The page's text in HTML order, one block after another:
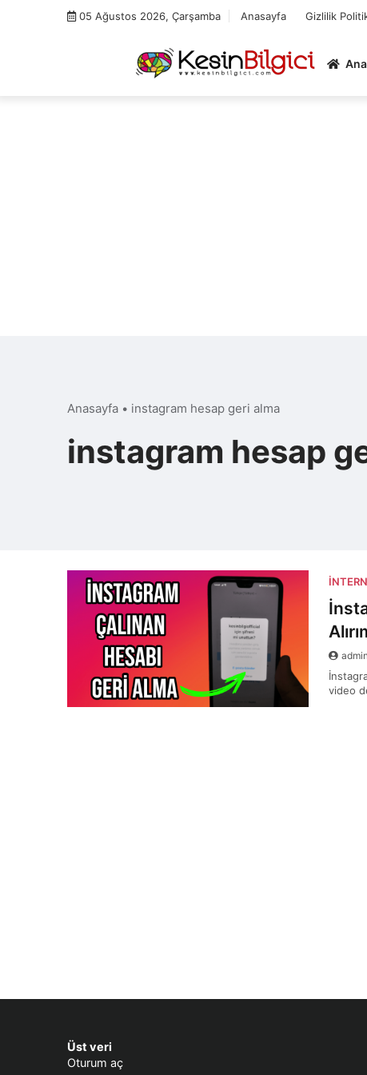
05 Ağustos 2026, Çarşamba Anasayfa Gizlilik
Anasayfa • instagram hesap geri alma
instagram hesap
admin
video
Üst veri
Oturum aç